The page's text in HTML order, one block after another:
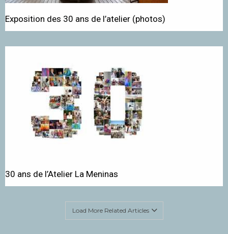
Exposition des 30 ans de l’atelier (photos)
30 ans de l’Atelier La Meninas
Load More Related Articles